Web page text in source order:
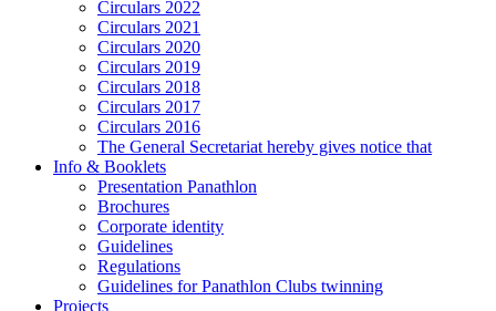
Circulars 2022
Circulars 2021
Circulars 2020
Circulars 2019
Circulars 2018
Circulars 2017
Circulars 2016
The General Secretariat hereby gives notice that
Info & Booklets
Presentation Panathlon
Brochures
Corporate identity
Guidelines
Regulations
Guidelines for Panathlon Clubs twinning
Projects